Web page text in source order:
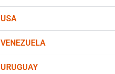
USA
VENEZUELA
URUGUAY